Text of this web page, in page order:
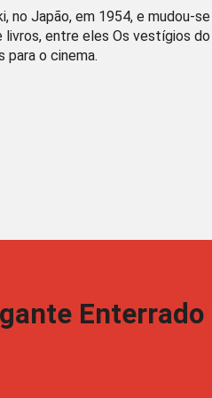
no Japão, em 1954, e mudou-
entre eles Os vestígios
para o cinema.
Enterrado